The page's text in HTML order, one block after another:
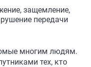
защемление,
передачи
многим людям.
тех, кто